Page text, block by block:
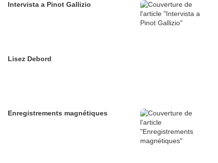
Intervista a Pinot Gallizio
Lisez Debord
Enregistrements magnétiques